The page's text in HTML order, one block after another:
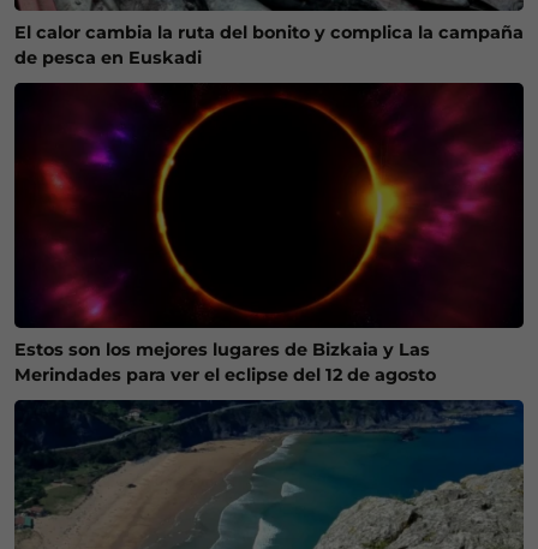
El calor cambia la ruta del bonito y complica la campaña
de pesca en Euskadi
Estos son los mejores lugares de Bizkaia y Las
Merindades para ver el eclipse del 12 de agosto